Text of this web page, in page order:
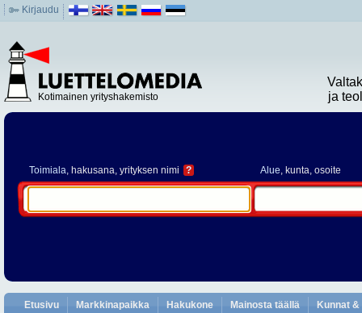
Kirjaudu
Kotimainen yrityshakemisto
ja
Toimiala, hakusana, yrityksen nimi ? Alue, kunta, osoite
Etusivu Markkinapaikka Hakukone Mainosta täällä Kunnat